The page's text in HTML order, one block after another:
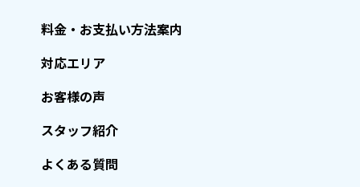
料金・お支払い方法案内
対応エリア
お客様の声
スタッフ紹介
よくある質問